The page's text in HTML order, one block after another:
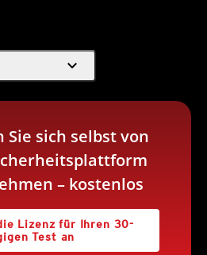
expand_more
Sie sich selbst von
– kostenlos
Lizenz für Ihren 30-
Test an